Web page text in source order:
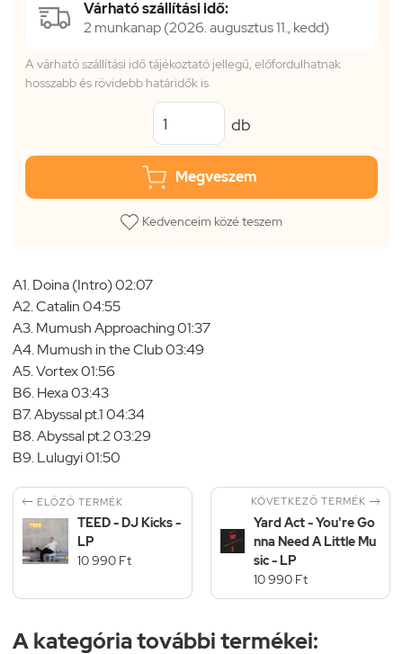
Várható szállítási idő:
2 munkanap (2026. augusztus 11., kedd)
A várható szállítási idő tájékoztató jellegű, előfordulhatnak
hosszabb és rövidebb határidők is
db
Megveszem
Kedvenceim közé teszem
A1. Doina (Intro) 02:07
A2. Catalin 04:55
A3. Mumush Approaching 01:37
A4. Mumush in the Club 03:49
A5. Vortex 01:56
B6. Hexa 03:43
B7. Abyssal pt.1 04:34
B8. Abyssal pt.2 03:29
B9. Lulugyi 01:50
 ELŐZŐ TERMÉK
TEED - DJ Kicks -
LP
10 990 Ft
KÖVETKEZŐ TERMÉK 
Yard Act - You're Go
nna Need A Little Mu
sic - LP
10 990 Ft
A kategória további termékei: